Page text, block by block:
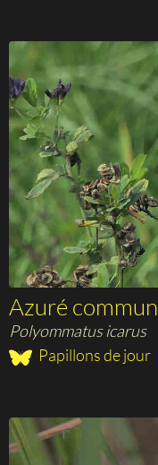
Azuré commun
Polyommatus icarus
Papillons de jour